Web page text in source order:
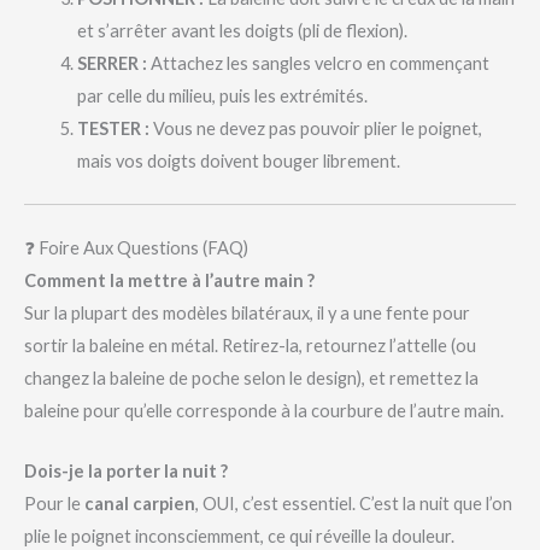
et s’arrêter avant les doigts (pli de flexion).
SERRER : Attachez les sangles velcro en commençant
par celle du milieu, puis les extrémités.
TESTER : Vous ne devez pas pouvoir plier le poignet,
mais vos doigts doivent bouger librement.
❓ Foire Aux Questions (FAQ)
Comment la mettre à l’autre main ?
Sur la plupart des modèles bilatéraux, il y a une fente pour
sortir la baleine en métal. Retirez-la, retournez l’attelle (ou
changez la baleine de poche selon le design), et remettez la
baleine pour qu’elle corresponde à la courbure de l’autre main.
Dois-je la porter la nuit ?
Pour le canal carpien, OUI, c’est essentiel. C’est la nuit que l’on
plie le poignet inconsciemment, ce qui réveille la douleur.